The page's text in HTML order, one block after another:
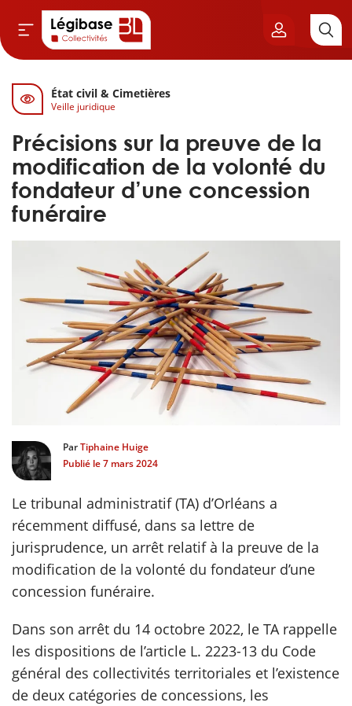
& Cimetières
& Élu local
Finances locales
publique
État civil & Cimetières
Veille juridique
Précisions sur la preuve de la
modification de la volonté du
fondateur d’une concession
funéraire
ParTiphaine Huige
Publié le7 mars 2024
Le tribunal administratif (TA) d’Orléans a
récemment diffusé, dans sa lettre de
jurisprudence, un arrêt relatif à la preuve de la
modification de la volonté du fondateur d’une
concession funéraire.
Dans son arrêt du 14 octobre 2022, le TA rappelle
les dispositions de l’article L. 2223-13 du Code
général des collectivités territoriales et l’existence
de deux catégories de concessions, les